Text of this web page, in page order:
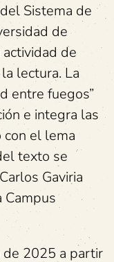
Sistema de
de
de
lectura. La
entre fuegos”
e integra las
el lema
texto se
Gaviria
Campus
de 2025 a partir